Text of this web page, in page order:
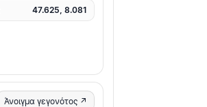
47.625, 8.081
Άνοιγμα γεγονότος ↗